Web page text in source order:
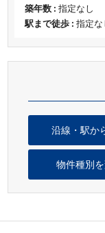
沿線・駅か
物件種別
築年数 : 指定なし
駅まで徒歩 : 指定な